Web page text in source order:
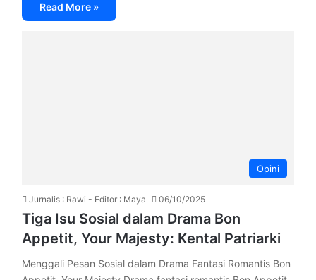
Read More »
Opini
Jurnalis : Rawi - Editor : Maya 06/10/2025
Tiga Isu Sosial dalam Drama Bon
Appetit, Your Majesty: Kental Patriarki
Menggali Pesan Sosial dalam Drama Fantasi Romantis Bon